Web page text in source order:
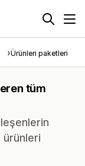
Ürünleri paketleri
tüm